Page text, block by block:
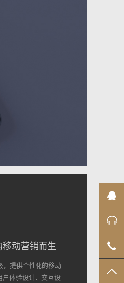
动营销而生
，提供个性化的移动
户体验设计、交互设
业
售